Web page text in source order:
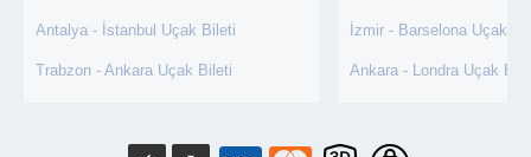
Antalya - İstanbul Uçak Bileti
Trabzon - Ankara Uçak Bileti
İzmir - Barselona Uçak
Ankara - Londra Uçak